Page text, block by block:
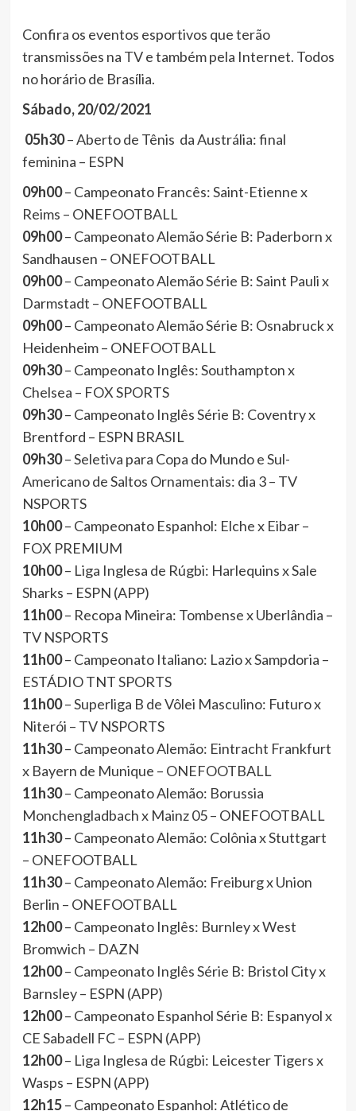
Confira os eventos esportivos que terão
transmissões na TV e também pela Internet. Todos
no horário de Brasília.
Sábado, 20/02/2021
05h30– Aberto de Tênis da Austrália: final
feminina – ESPN
09h00– Campeonato Francês: Saint-Etienne x
Reims – ONEFOOTBALL
09h00– Campeonato Alemão Série B: Paderborn x
Sandhausen – ONEFOOTBALL
09h00– Campeonato Alemão Série B: Saint Pauli x
Darmstadt – ONEFOOTBALL
09h00– Campeonato Alemão Série B: Osnabruck x
Heidenheim – ONEFOOTBALL
09h30– Campeonato Inglês: Southampton x
Chelsea – FOX SPORTS
09h30– Campeonato Inglês Série B: Coventry x
Brentford – ESPN BRASIL
09h30– Seletiva para Copa do Mundo e Sul-
Americano de Saltos Ornamentais: dia 3 – TV
NSPORTS
10h00– Campeonato Espanhol: Elche x Eibar –
FOX PREMIUM
10h00– Liga Inglesa de Rúgbi: Harlequins x Sale
Sharks – ESPN (APP)
11h00– Recopa Mineira: Tombense x Uberlândia –
TV NSPORTS
11h00– Campeonato Italiano: Lazio x Sampdoria –
ESTÁDIO TNT SPORTS
11h00– Superliga B de Vôlei Masculino: Futuro x
Niterói – TV NSPORTS
11h30– Campeonato Alemão: Eintracht Frankfurt
x Bayern de Munique – ONEFOOTBALL
11h30– Campeonato Alemão: Borussia
Monchengladbach x Mainz 05 – ONEFOOTBALL
11h30– Campeonato Alemão: Colônia x Stuttgart
– ONEFOOTBALL
11h30– Campeonato Alemão: Freiburg x Union
Berlin – ONEFOOTBALL
12h00– Campeonato Inglês: Burnley x West
Bromwich – DAZN
12h00– Campeonato Inglês Série B: Bristol City x
Barnsley – ESPN (APP)
12h00– Campeonato Espanhol Série B: Espanyol x
CE Sabadell FC – ESPN (APP)
12h00– Liga Inglesa de Rúgbi: Leicester Tigers x
Wasps – ESPN (APP)
12h15– Campeonato Espanhol: Atlético de